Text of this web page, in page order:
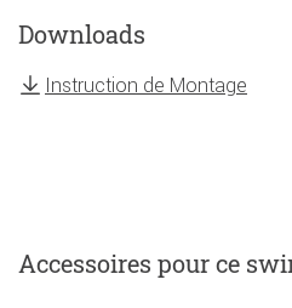
Downloads
Instruction de Montage
Accessoires pour ce